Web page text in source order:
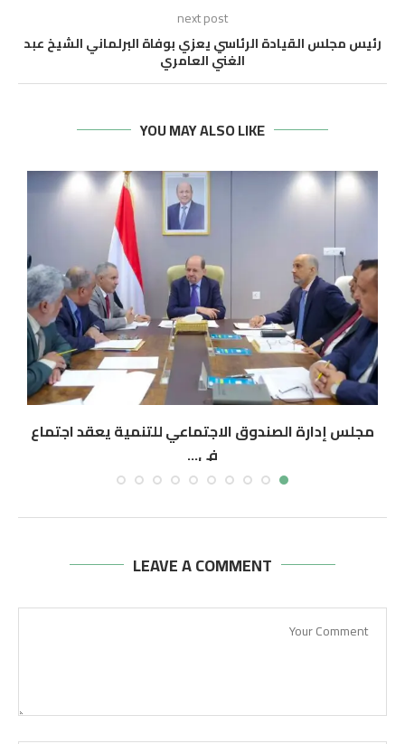
next post
رئيس مجلس القيادة الرئاسي يعزي بوفاة البرلماني الشيخ عبد
الغني العامري
YOU MAY ALSO LIKE
مجلس إدارة الصندوق الاجتماعي للتنمية يعقد اجتماع
في...
أغسطس 5, 2026
LEAVE A COMMENT